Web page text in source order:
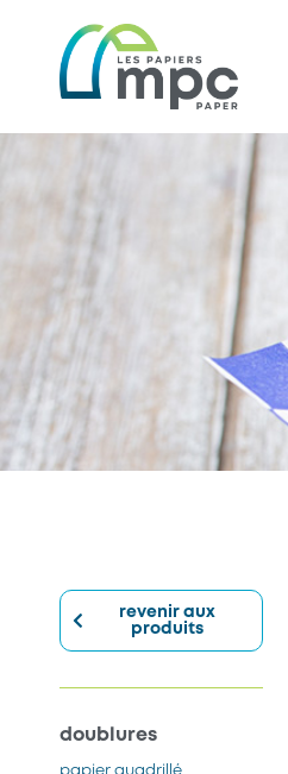
revenir aux
produits
doublures
papier quadrillé